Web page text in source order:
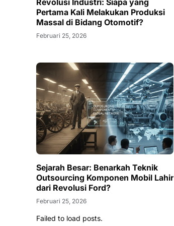
Revolusi Industri: Siapa yang
Pertama Kali Melakukan Produksi
Massal di Bidang Otomotif?
Februari 25, 2026
Sejarah Besar: Benarkah Teknik
Outsourcing Komponen Mobil Lahir
dari Revolusi Ford?
Februari 25, 2026
Failed to load posts.